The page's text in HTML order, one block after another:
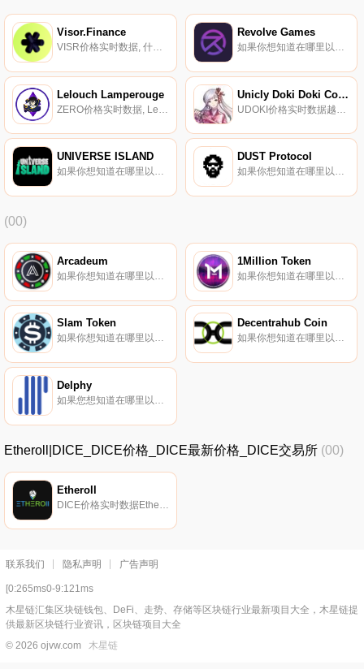
Visor.Finance
VISR价格实时数据, 什么是Visor？用于提供流动性的NFT智能金库。Visor设想了一个DeFi生态系统,在这个生态系统中,市场条件可以释放主权智能金库网络的流动性,通过无气体加密签名进出共享.
Revolve Games
如果你想知道在哪里以当前价格购买Revolve Games,目前交易{Revolve Games]股票的顶级加密货币交易所是PancakeSwap（V2）和ApeSwap（BSC）。您可以在我们的加密货币交易所页面上找到其他列表.
Lelouch Lamperouge Unicly Doki Doki Collection
UNIVERSE ISLAND
如果你想知道在哪里以当前价格购买UNIVERSE ISLAND,目前交易{UNIVERSE ISLAND]股票的顶级加密货币交易所是PancakeSwap（V2）。您可以在我们的加密货币交易所页面上找到其他列表.
DUST Protocol
如果你想知道在哪里以当前价格购买DUST Protocol,目前交易{DUST Protocol]股票的顶级加密货币交易所是CoinTiger、Gate.io、CoinEx、Jupiter和Orca。您可以在我们的加密货币交易所页面上找到其他列表.
(00)
Arcadeum 1Million Token
Slam Token
如果你想知道在哪里以当前价格购买Slam Token,目前交易{Slam Token]股票的顶级加密货币交易所是PancakeSwap（V2）。您可以在我们的加密货币交易所页面上找到其他列表。SLAM旨在创建一个从平台到创新的NFT收藏和应用程序的产品生态系统.
Decentrahub Coin
如果你想知道在哪里以当前价格购买Decentrahub Coin,目前交易{Decentrahub Coin]股票的顶级加密货币交易所是Finexbox。您可以在我们的加密货币交易所页面上找到其他列表。据称,用户不需要总是在线才能下注他们的胜利或主节点硬币,因为该系统采用了冷下注技术.
Delphy
如果您想知道在哪里以当前价格购买Delphy,目前交易｛DPYnname｝股票的顶级加密货币交易所是Gate.io。您可以在我们的加密货币交易所页面上找到其他交易所。Delphy（DPY）是一种加密货币,在以太坊平台上运行.
Etheroll|DICE_DICE价格_DICE最新价格_DICE交易所 (00)
Etheroll
联系我们 隐私声明 广告声明
[0:265ms0-9:121ms
木星链汇集区块链钱包、DeFi、走势、存储等区块链行业最新项目大全，木星链提
供最新区块链行业资讯，区块链项目大全
© 2026 ojvw.com 木星链